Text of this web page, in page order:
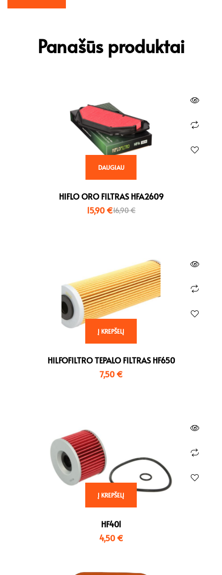
Panašūs produktai
DAUGIAU
HIFLO ORO FILTRAS HFA2609
16,90€
15,90 €
Į KREPŠELĮ
HILFOFILTRO TEPALO FILTRAS HF650
7,50 €
Į KREPŠELĮ
HF401
4,50 €